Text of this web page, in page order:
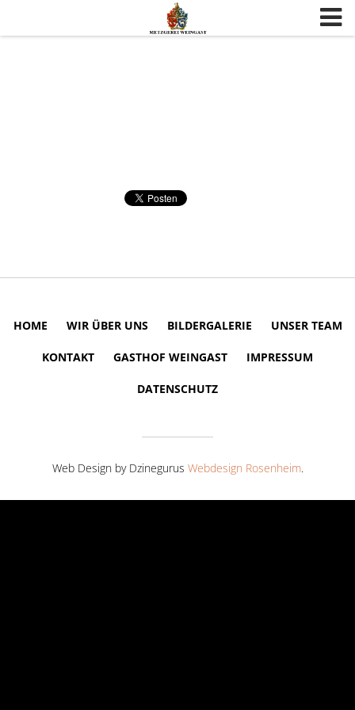
HOME WIR ÜBER UNS BILDERGALERIE UNSER TEAM
KONTAKT GASTHOF WEINGAST IMPRESSUM
DATENSCHUTZ
Web Design by Dzinegurus Webdesign Rosenheim.